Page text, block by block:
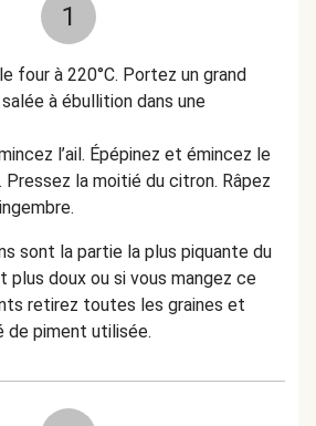
1
four à 220°C. Portez un grand
salée à ébullition dans une
l’ail. Épépinez et émincez le
Pressez la moitié du citron. Râpez
sont la partie la plus piquante du
plus doux ou si vous mangez ce
retirez toutes les graines et
de piment utilisée.